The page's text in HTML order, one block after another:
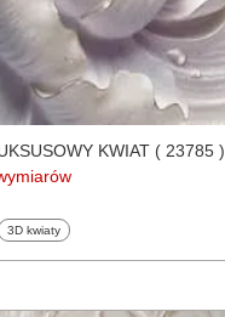
KWIAT ( 23785 )
Fototapety
3D kwiaty